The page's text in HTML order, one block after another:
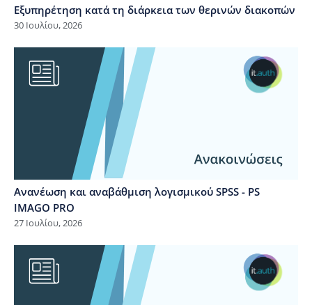
Εξυπηρέτηση κατά τη διάρκεια των θερινών διακοπών
30 Ιουλίου, 2026
Ανανέωση και αναβάθμιση λογισμικού SPSS - PS
IMAGO PRO
27 Ιουλίου, 2026